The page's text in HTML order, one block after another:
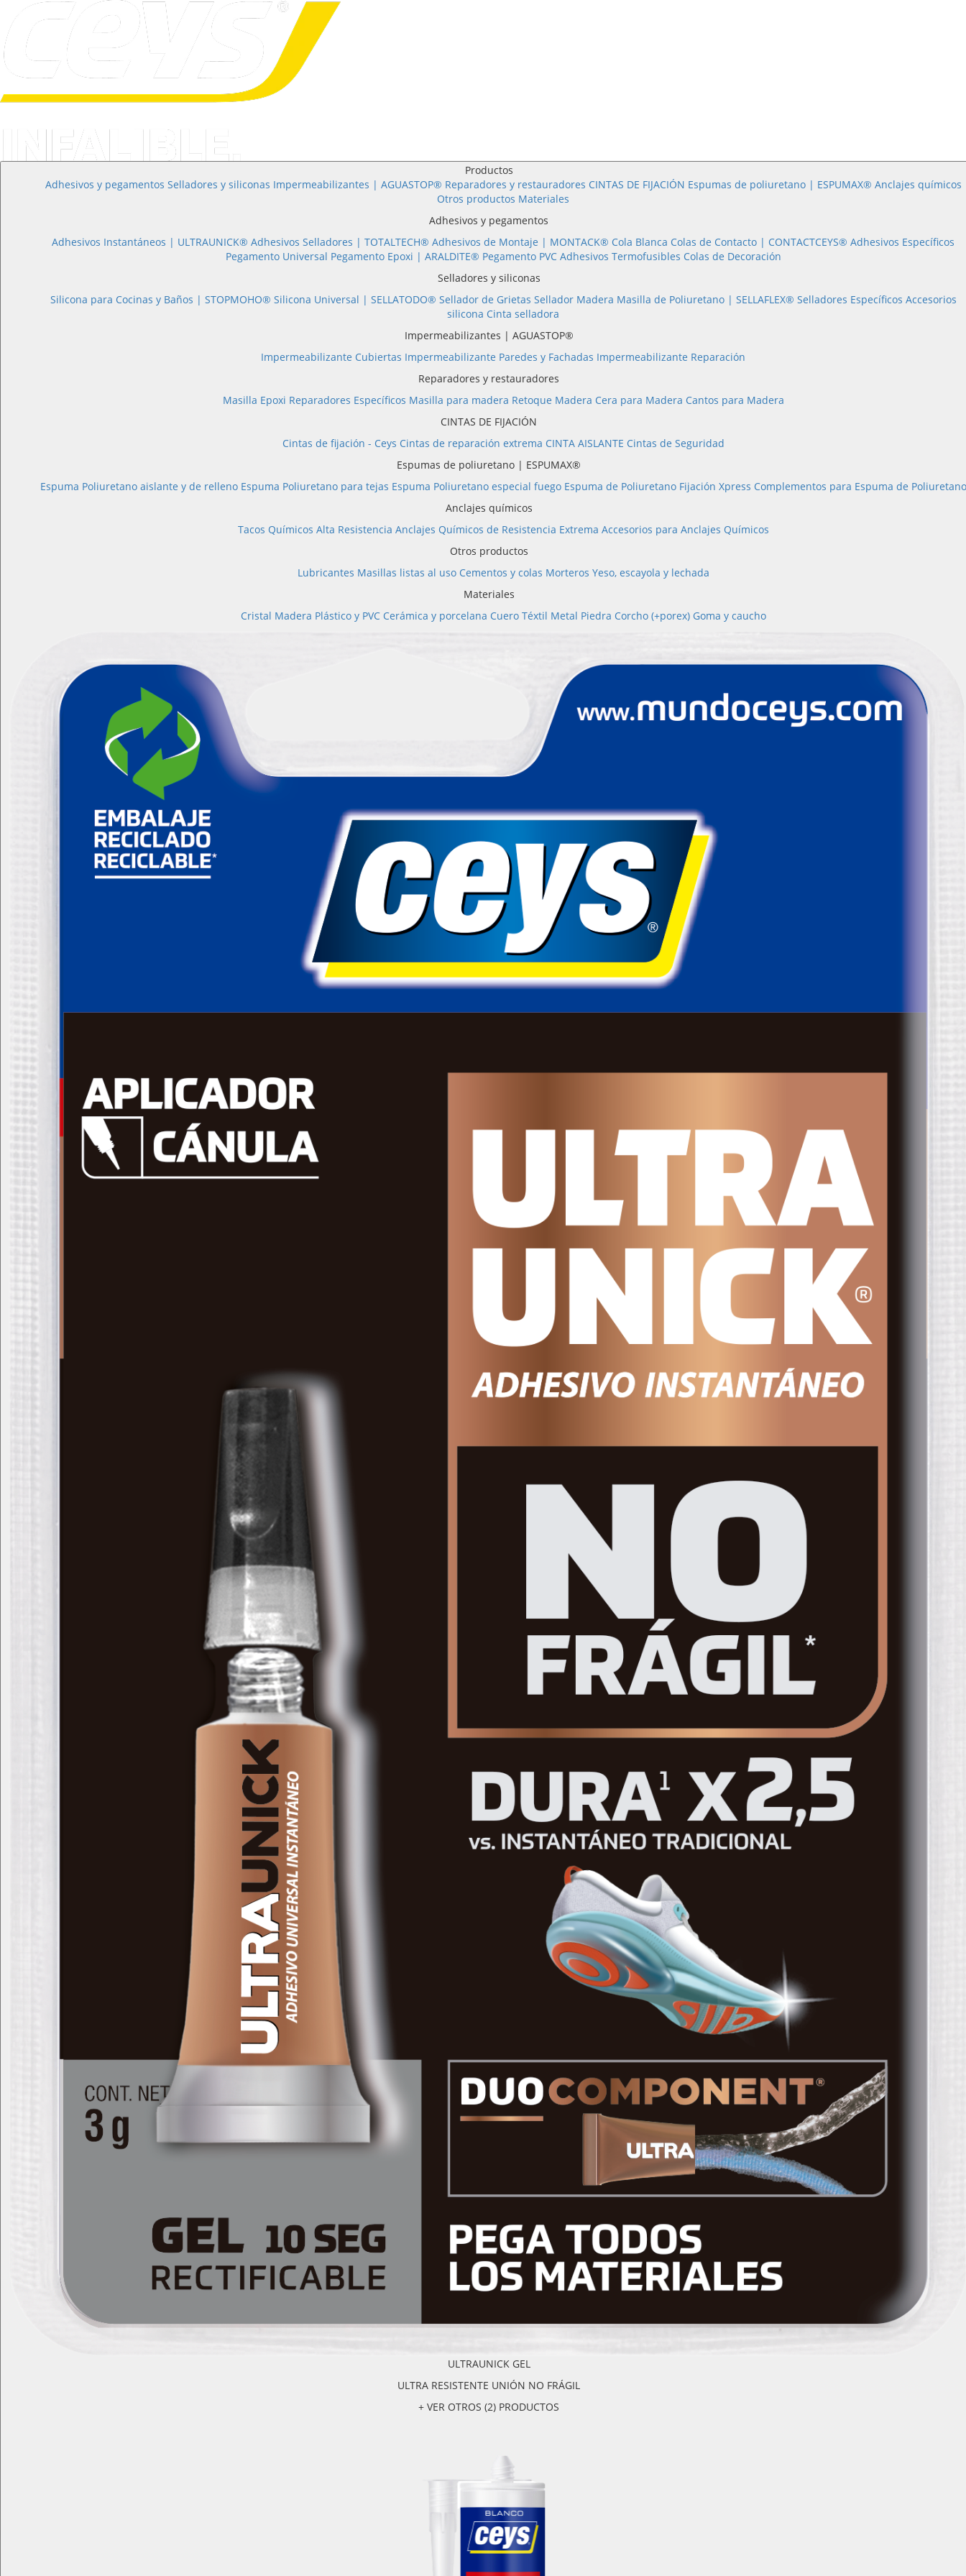
Productos
Adhesivos y pegamentos Selladores y siliconas Impermeabilizantes | AGUASTOP® Reparadores y restauradores CINTAS DE FIJACIÓN Espumas de poliuretano | ESPUMAX® Anclajes químicos
Otros productos Materiales
Adhesivos y pegamentos
Adhesivos Instantáneos | ULTRAUNICK® Adhesivos Selladores | TOTALTECH® Adhesivos de Montaje | MONTACK® Cola Blanca Colas de Contacto | CONTACTCEYS® Adhesivos Específicos
Pegamento Universal
Pegamento Epoxi | ARALDITE® Pegamento PVC Adhesivos Termofusibles Colas de Decoración
Selladores y siliconas
Silicona para Cocinas y Baños | STOPMOHO® Silicona Universal | SELLATODO® Sellador de Grietas Sellador Madera Masilla de Poliuretano | SELLAFLEX® Selladores Específicos Accesorios
silicona Cinta selladora
Impermeabilizantes | AGUASTOP®
Impermeabilizante Cubiertas Impermeabilizante Paredes y Fachadas Impermeabilizante Reparación
Reparadores y restauradores
Masilla Epoxi Reparadores Específicos Masilla para madera Retoque Madera Cera para Madera Cantos para Madera
CINTAS DE FIJACIÓN
Cintas de fijación - Ceys Cintas de reparación extrema CINTA AISLANTE Cintas de Seguridad
Espumas de poliuretano | ESPUMAX®
Espuma Poliuretano aislante y de relleno Espuma Poliuretano para tejas Espuma Poliuretano especial fuego Espuma de Poliuretano Fijación Xpress Complementos para Espuma de Poliuretano
Anclajes químicos
Tacos Químicos Alta Resistencia Anclajes Químicos de Resistencia Extrema Accesorios para Anclajes Químicos
Otros productos
Lubricantes Masillas listas al uso Cementos y colas Morteros Yeso, escayola y lechada
Materiales
Cristal Madera Plástico y PVC Cerámica y porcelana Cuero Téxtil Metal Piedra Corcho (+porex) Goma y caucho
ULTRAUNICK GEL
ULTRA RESISTENTE UNIÓN NO FRÁGIL
+ VER OTROS (2) PRODUCTOS